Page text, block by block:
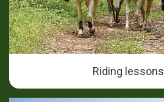
Riding lessons